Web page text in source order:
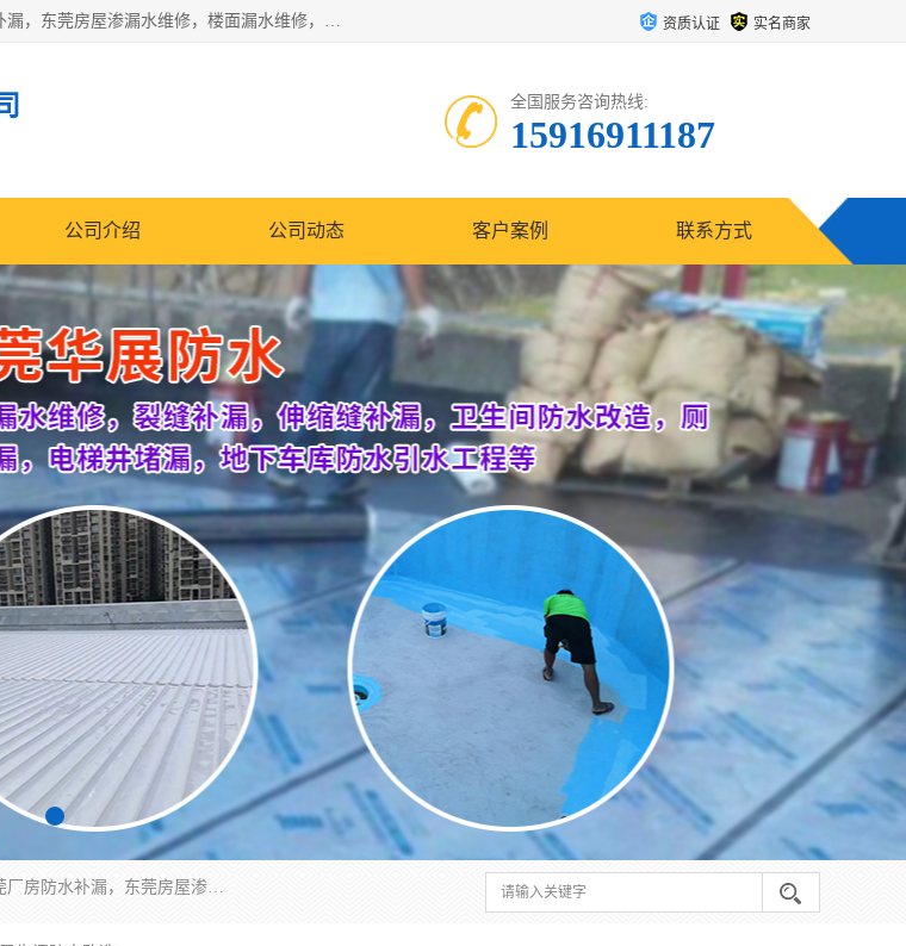
东莞市华展防水补漏装饰工程有限公司主要服务有：东莞防水补漏，东莞厂房防水补漏，东莞房屋渗漏水维修，楼面漏水维修，裂缝补漏，伸缩缝补漏，卫生间防水改造，厕所漏水补漏，外墙窗台补漏，电梯井堵漏，地下车库防水引水工程等 资质认证 实名商家
全国服务咨询热线:
15916911187
公司介绍 公司动态 客户案例 联系方式
东莞市华展防水补漏装饰工程有限公司主要服务有：东莞防水补漏，东莞厂房防水补漏，东莞房屋渗漏水维修，楼面漏水维修，裂缝补漏，伸缩缝补漏，卫生间防水改造，厕所漏水补漏，外墙窗台补漏，电梯井堵漏，地下车库防水引水工程等